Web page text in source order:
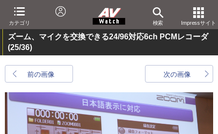
カテゴリ 検索 Impressサイト
ズーム、マイクを交換できる24/96対応6ch PCMレコーダ
(25/36)
前の画像 次の画像